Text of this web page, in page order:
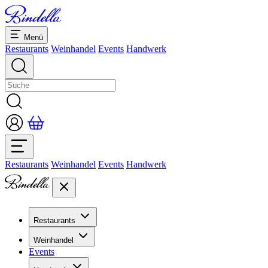
Menü
Restaurants Weinhandel Events Handwerk
Restaurants Weinhandel Events Handwerk
Restaurants
Übersicht Restaurants
Bankette & Events
Dolcezze
Weinhandel
Übersicht
Events